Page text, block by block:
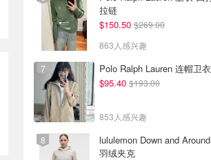
拉链
$150.50 $269.00
863人感兴趣
Polo Ralph Lauren 连帽卫衣
$95.40 $193.00
853人感兴趣
lululemon Down and Around
羽绒夹克